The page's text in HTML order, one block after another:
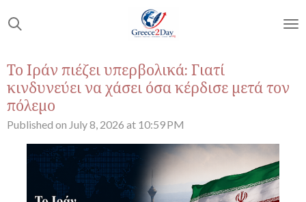
to
content
Το Ιράν πιέζει υπερβολικά: Γιατί
κινδυνεύει να χάσει όσα κέρδισε μετά τον
πόλεμο
Published on July 8, 2026 at 10:59 PM